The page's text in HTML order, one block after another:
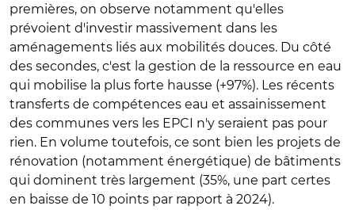
premières, on observe notamment qu'elles
prévoient d'investir massivement dans les
aménagements liés aux mobilités douces. Du côté
des secondes, c'est la gestion de la ressource en eau
qui mobilise la plus forte hausse (+97%). Les récents
transferts de compétences eau et assainissement
des communes vers les EPCI n'y seraient pas pour
rien. En volume toutefois, ce sont bien les projets de
rénovation (notamment énergétique) de bâtiments
qui dominent très largement (35%, une part certes
en baisse de 10 points par rapport à 2024).